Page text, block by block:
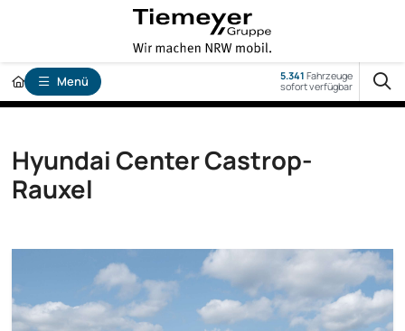
Menü 5.341 Fahrzeuge
sofort verfügbar
Hyundai Center Castrop-
Rauxel